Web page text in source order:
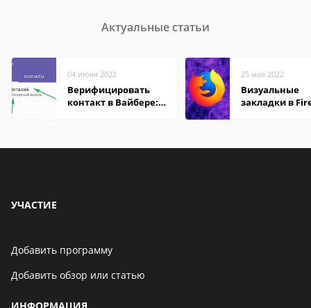
Актуальные статьи
04 июня 2022
Верифицировать
контакт в Вайбере:
25 мая 2022
Визуальные
закладки в
УЧАСТИЕ
Добавить программу
Добавить обзор или статью